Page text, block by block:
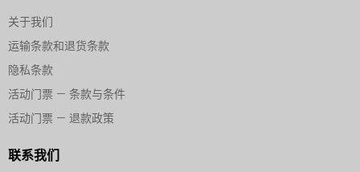
关于我们
运输条款和退货条款
隐私条款
活动门票 — 条款与条件
活动门票 — 退款政策
联系我们